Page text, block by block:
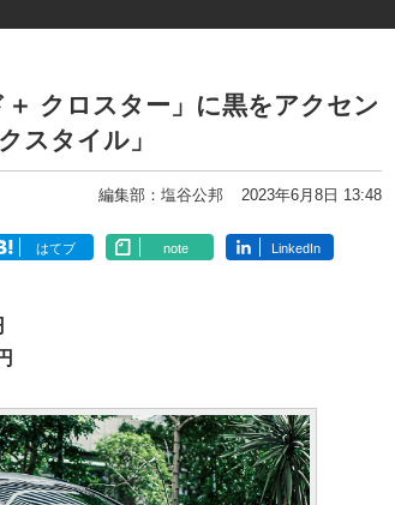
クロスター」に黒をアクセン
スタイル」
編集部：塩谷公邦 2023年6月8日 13:48
はてブ note LinkedIn